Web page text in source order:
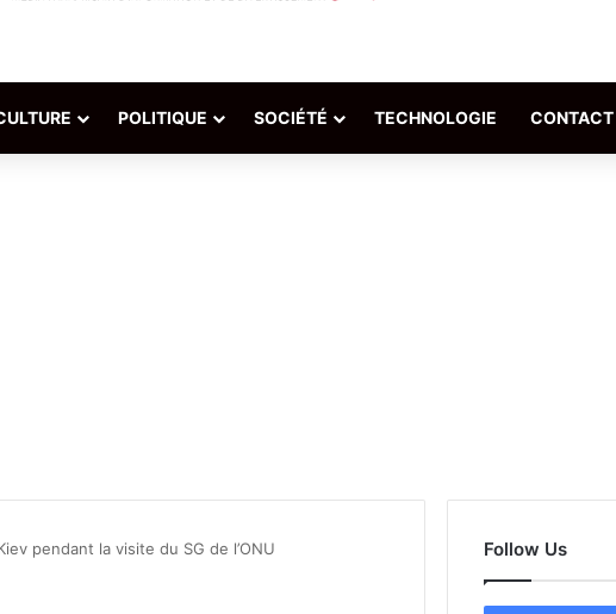
POLITIQUE SOCIÉTÉ TECHNOLOGIE CONTACT
pendant la visite du SG de l’ONU Follow Us